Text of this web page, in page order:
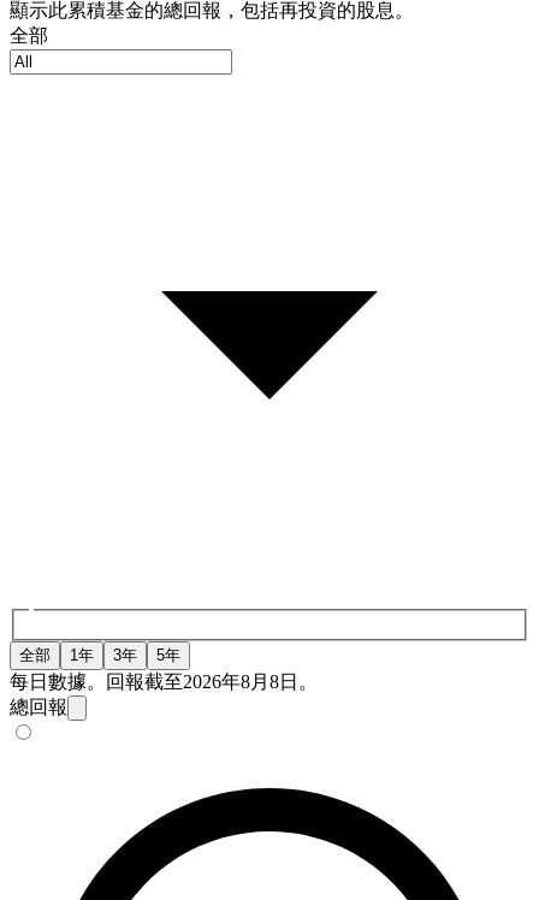
顯示此累積基金的總回報，包括再投資的股息。
全部
全部 1年 3年 5年
每日數據。回報截至2026年8月8日。
總回報